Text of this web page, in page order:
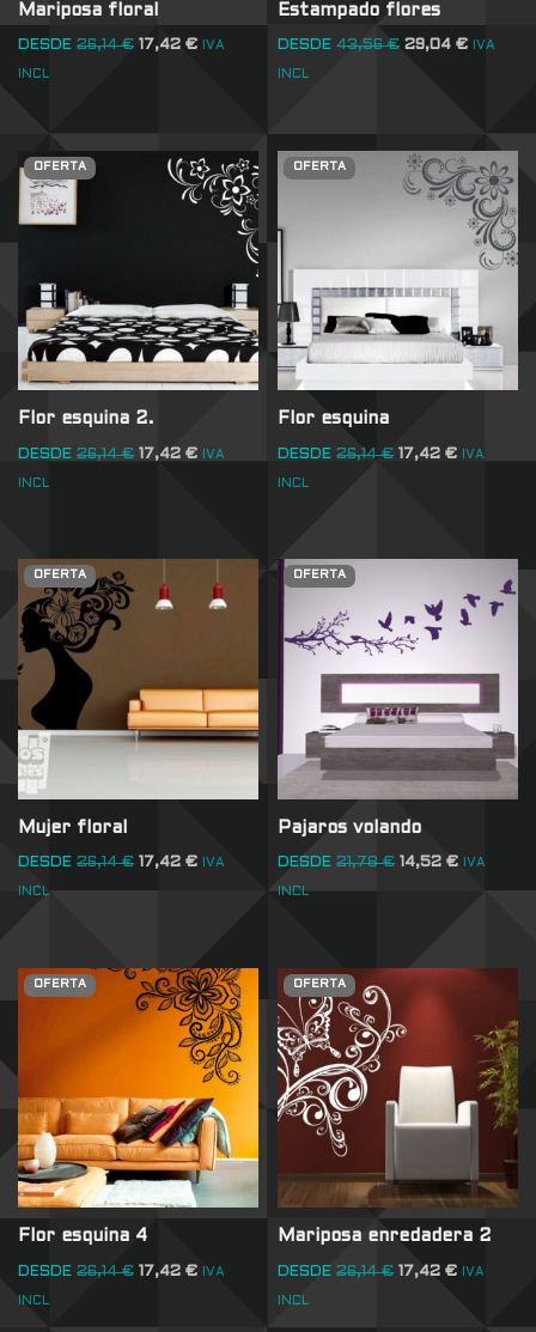
Mariposa floral
DESDE 26,14€ 17,42 € IVA
INCL
Estampado flores
DESDE 43,56€ 29,04€ IVA
INCL
OFERTA
Flor esquina 2.
DESDE 26,14€ 17,42 € IVA
INCL
OFERTA
Flor esquina
DESDE 26,14€ 17,42€ IVA
INCL
OFERTA
Mujer floral
DESDE 26,14€ 17,42 € IVA
INCL
OFERTA
Pajaros volando
DESDE 21,78€ 14,52€ IVA
INCL
OFERTA
Flor esquina 4
DESDE 26,14€ 17,42 € IVA
INCL
OFERTA
Mariposa enredadera 2
DESDE 26,14€ 17,42€ IVA
INCL